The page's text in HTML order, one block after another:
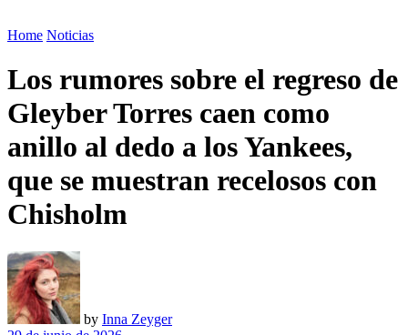
Home Noticias
Los rumores sobre el regreso de
Gleyber Torres caen como
anillo al dedo a los Yankees,
que se muestran recelosos con
Chisholm
by Inna Zeyger